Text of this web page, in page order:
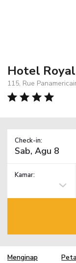
Hotel Royal
115, Rue
Check-in:
Kamar:
Menginap